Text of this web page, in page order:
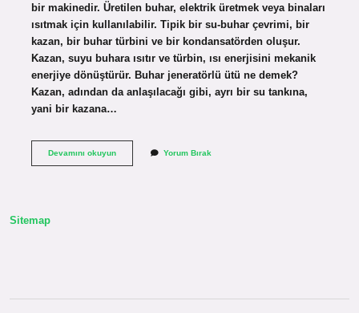
bir makinedir. Üretilen buhar, elektrik üretmek veya binaları
ısıtmak için kullanılabilir. Tipik bir su-buhar çevrimi, bir
kazan, bir buhar türbini ve bir kondansatörden oluşur.
Kazan, suyu buhara ısıtır ve türbin, ısı enerjisini mekanik
enerjiye dönüştürür. Buhar jeneratörlü ütü ne demek?
Kazan, adından da anlaşılacağı gibi, ayrı bir su tankına,
yani bir kazana…
Devamını okuyunBuhar
Yorum Bırak
Sitemap